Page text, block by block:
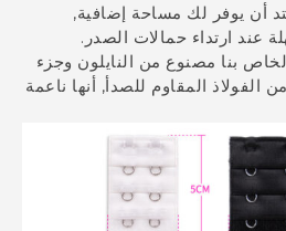
لك مساحة إضافية,
حمالات الصدر.
مصنوع من النايلون وجزء
المقاوم للصدأ, أنها ناعمة